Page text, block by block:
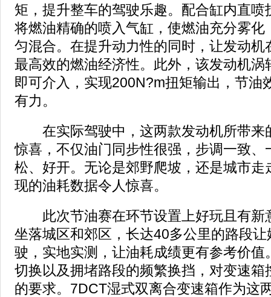
矩，提升整车的驾驶乐趣。配合缸内直喷
将燃油精确的喷入气缸，使燃油充分雾化
匀混合。在提升动力性的同时，让发动机
最高效的燃油经济性。此外，该发动机涡
即可介入，实现200N?m扭矩输出，节油
有力。
在实际驾驶中，这两款发动机所带来
惊喜，不仅油门同步性很强，步调一致、
松、好开。无论是郊野爬坡，还是城市走
现的油耗数据令人惊喜。
此次节油赛在环节设置上好玩且有新
坐落城区和郊区，长达40多公里的路段
驶，实地实测，让油耗成绩更有参考价值
切换以及拥堵路段的频繁换挡，对变速箱
的要求。7DCT湿式双离合变速箱作为这